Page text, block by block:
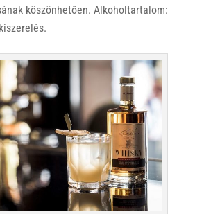
köszönhetően. Alkoholtartalom: